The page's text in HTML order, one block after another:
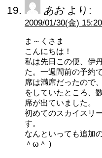
あお より:
2009/01/30(金) 15:20
ま～くさま
こんにちは！
私は先日この便、伊
た。一週間前の予約
席は満席だったので
をしていたところ、
席が出ていました。
初めてのスカイスリ
す。
なんといっても追加
＾ω＾ )